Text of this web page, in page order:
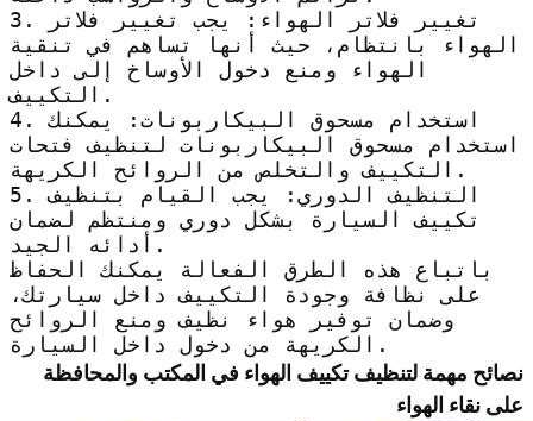
3. تغيير فلاتر الهواء: يجب تغيير فلاتر
الهواء بانتظام، حيث أنها تساهم في تنقية
الهواء ومنع دخول الأوساخ إلى داخل
التكييف.
4. استخدام مسحوق البيكاربونات: يمكنك
استخدام مسحوق البيكاربونات لتنظيف فتحات
التكييف والتخلص من الروائح الكريهة.
5. التنظيف الدوري: يجب القيام بتنظيف
تكييف السيارة بشكل دوري ومنتظم لضمان
أدائه الجيد.
باتباع هذه الطرق الفعالة يمكنك الحفاظ
على نظافة وجودة التكييف داخل سيارتك،
وضمان توفير هواء نظيف ومنع الروائح
الكريهة من دخول داخل السيارة.
نصائح مهمة لتنظيف تكييف الهواء في المكتب والمحافظة
على نقاء الهواء